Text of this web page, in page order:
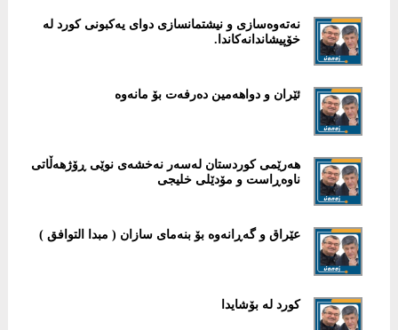
نەتەوەسازی و نیشتمانسازی دوای یەکبونی کورد لە
خۆپیشاندانەکاندا.
ئێران و دواهەمین دەرفەت بۆ مانەوە
هەرێمی کوردستان لەسەر نەخشەی نوێی ڕۆژهەڵاتی
ناوەڕاست و مۆدێلی خلیجی
عێراق و گەڕانەوە بۆ بنەمای سازان ( مبدا التوافق )
کورد لە بۆشایدا